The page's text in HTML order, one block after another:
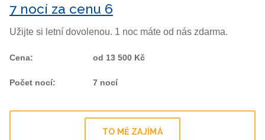
7 nocí za cenu 6
Užijte si letní dovolenou. 1 noc máte od nás zdarma.
Cena: od 13 500 Kč
Počet nocí: 7 nocí
TO MĚ ZAJÍMÁ